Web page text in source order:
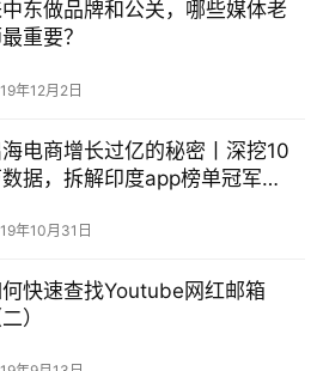
东做品牌和公关，哪些媒体老
重要？
年12月2日
电商增长过亿的秘密丨深挖10
据，拆解印度app榜单冠军
年10月31日
快速查找Youtube网红邮箱
二）